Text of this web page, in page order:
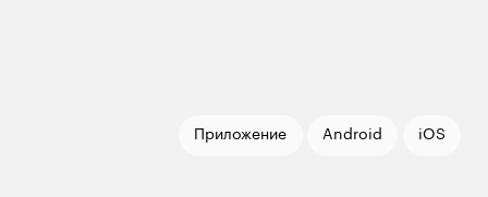
Приложение Android iOS